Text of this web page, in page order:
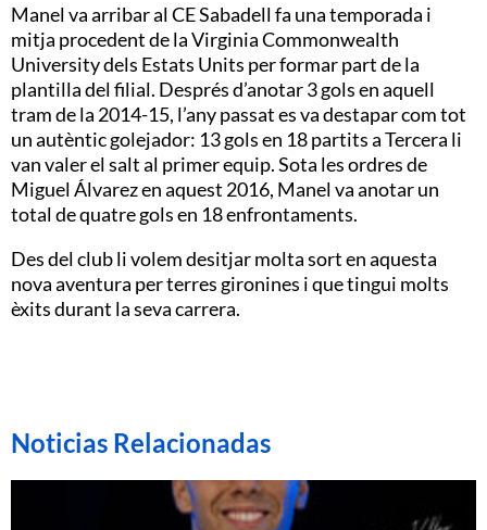
Manel va arribar al CE Sabadell fa una temporada i
mitja procedent de la Virginia Commonwealth
University dels Estats Units per formar part de la
plantilla del filial. Després d’anotar 3 gols en aquell
tram de la 2014-15, l’any passat es va destapar com tot
un autèntic golejador: 13 gols en 18 partits a Tercera li
van valer el salt al primer equip. Sota les ordres de
Miguel Álvarez en aquest 2016, Manel va anotar un
total de quatre gols en 18 enfrontaments.
Des del club li volem desitjar molta sort en aquesta
nova aventura per terres gironines i que tingui molts
èxits durant la seva carrera.
Noticias Relacionadas